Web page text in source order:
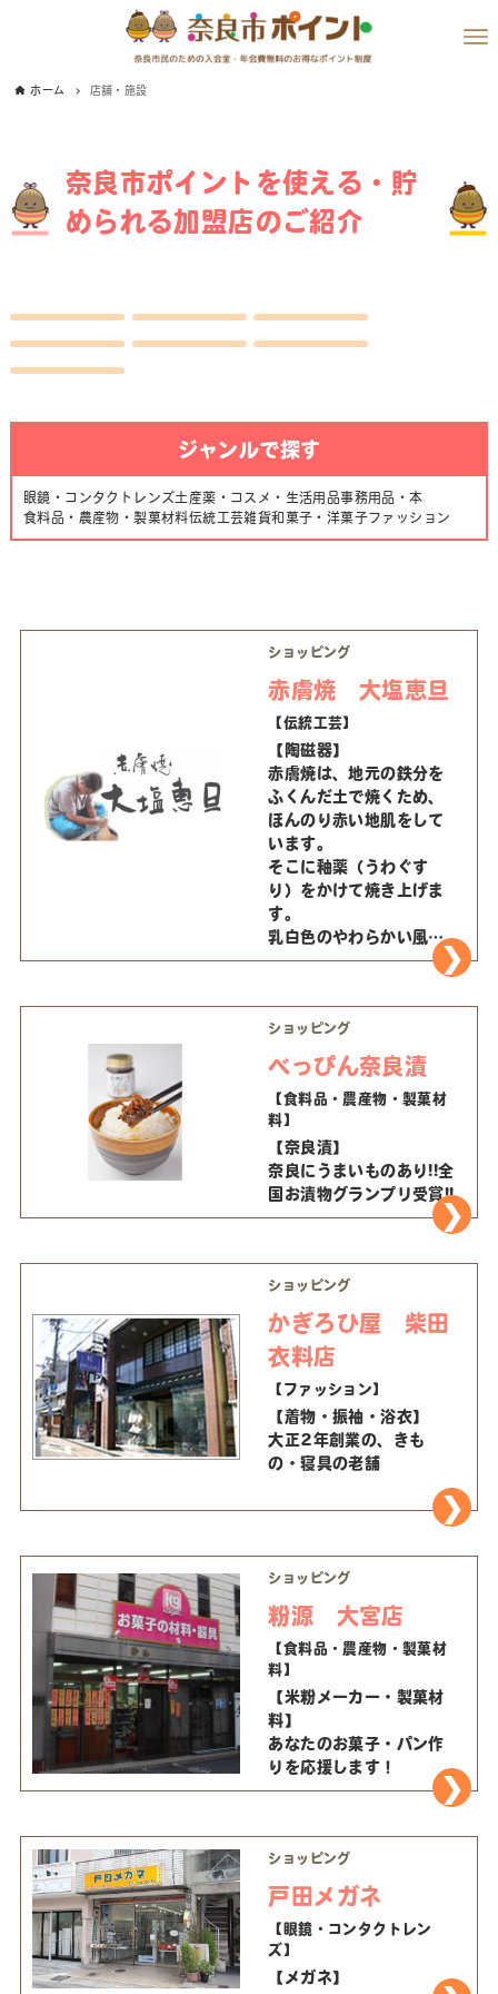
ホーム 店舗・施設
奈良市ポイントを使える・貯
められる加盟店のご紹介
ジャンルで探す
眼鏡・コンタクトレンズ土産薬・コスメ・生活用品事務用品・本
食料品・農産物・製菓材料伝統工芸雑貨和菓子・洋菓子ファッション
ショッピング
赤膚焼 大塩恵旦
【伝統工芸】
【陶磁器】
赤膚焼は、地元の鉄分を
ふくんだ土で焼くため、
ほんのり赤い地肌をして
います。
そこに釉薬（うわぐす
り）をかけて焼き上げま
す。
乳白色のやわらかい風合
いに加えて、絵因果経や
材として、私なりにアレ
ンジし、上下二本の線の
中に人形や家が描かれて
いるものが多く、又、奈
良の風景や鹿、昔の物語
などといった、色々な紋
様を組み入れ繊細なタッ
チで描かれた奈良絵、素
朴な味わいの器です。
ショッピング
べっぴん奈良漬
【食料品・農産物・製菓材
料】
【奈良漬】
奈良にうまいものあり!!全
国お漬物グランプリ受賞!!
ショッピング
かぎろひ屋 柴田
衣料店
【ファッション】
【着物・振袖・浴衣】
大正2年創業の、きも
の・寝具の老舗
ショッピング
粉源 大宮店
【食料品・農産物・製菓材
料】
【米粉メーカー・製菓材
料】
あなたのお菓子・パン作
りを応援します！
ショッピング
戸田メガネ
【眼鏡・コンタクトレン
ズ】
【メガネ】